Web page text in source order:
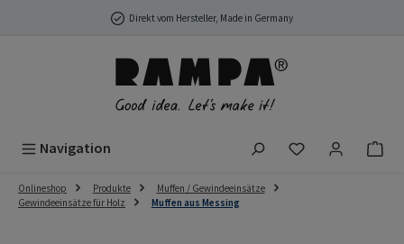
Zum Hauptinhalt springenDirekt vom Hersteller, Made in Germany
Navigation Du hast 0
Onlineshop Produkte
Muffen / Gewindeeinsätze
Gewindeeinsätze für Holz
Muffen aus Messing